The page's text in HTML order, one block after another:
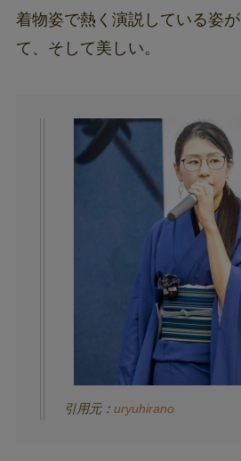
着物姿で熱く演説している姿
て、そして美しい。
引用元： uryuhirano